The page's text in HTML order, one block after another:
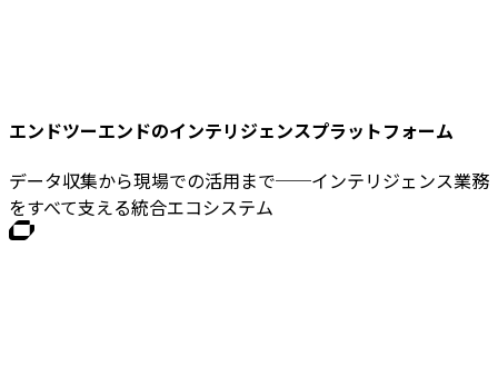
エンドツーエンドのインテリジェンスプラットフォーム
データ収集から現場での活用まで──インテリジェンス業務
をすべて支える統合エコシステム